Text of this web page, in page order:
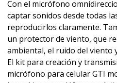
Con el micrófono
captar sonidos desde todas
reproducirlos claramente.
un protector de viento, que
ambiental, el ruido del viento
El kit para creación y
micrófono para celular GTI